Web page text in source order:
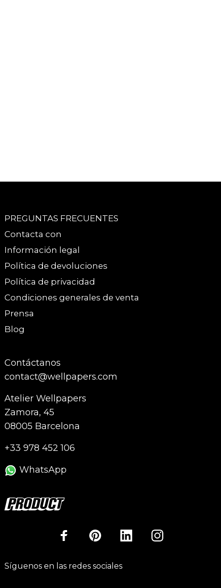
PREGUNTAS FRECUENTES
Contacta con
Información legal
Política de devoluciones
Política de privacidad
Condiciones generales de venta
Prensa
Blog
Contáctanos
contact@wellpapers.com
Atelier Wellpapers
Zamora, 45
08005 Barcelona
+33 978 452 106
WhatsApp
Síguenos en las redes sociales